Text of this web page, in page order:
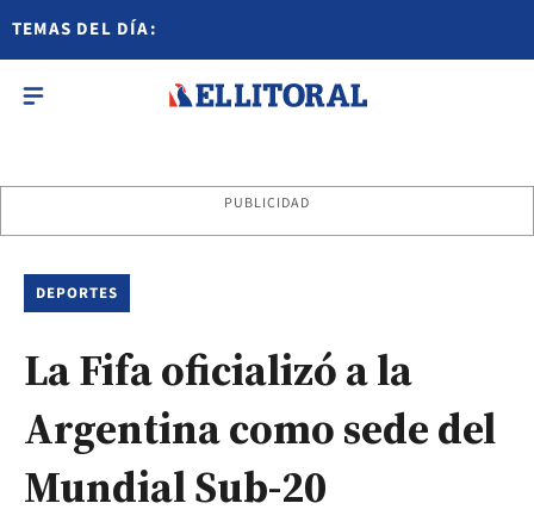
TEMAS DEL DÍA:
PUBLICIDAD
DEPORTES
La Fifa oficializó a la
Argentina como sede del
Mundial Sub-20